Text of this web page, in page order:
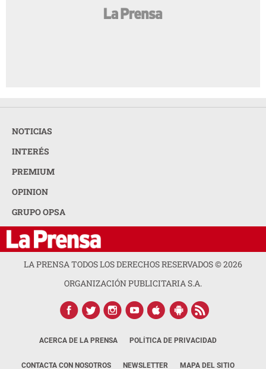
NOTICIAS
INTERÉS
PREMIUM
OPINION
GRUPO OPSA
LA PRENSA TODOS LOS DERECHOS RESERVADOS ©2026
ORGANIZACIÓN PUBLICITARIA S.A.
ACERCA DE LA PRENSA POLÍTICA DE PRIVACIDAD
CONTACTA CON NOSOTROS NEWSLETTER MAPA DEL SITIO